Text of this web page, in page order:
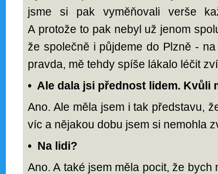
jsme si pak vyměňovali verše
A protože to pak nebyl už jenom
že společně i půjdeme do Plzně -
pravda, mě tehdy spíše lákalo léčit
• Ale dala jsi přednost lidem. Kvůli
Ano. Ale měla jsem i tak představu,
víc a nějakou dobu jsem si nemohla
• Na lidi?
Ano. A také jsem měla pocit, že